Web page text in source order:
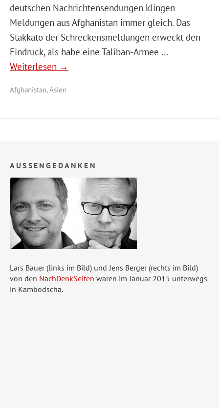
deutschen Nachrichtensendungen klingen
Meldungen aus Afghanistan immer gleich. Das
Stakkato der Schreckensmeldungen erweckt den
Eindruck, als habe eine Taliban-Armee …
Weiterlesen →
Afghanistan,Asien
AUSSENGEDANKEN
Lars Bauer (links im Bild) und Jens Berger (rechts im Bild)
von den NachDenkSeiten waren im Januar 2015 unterwegs
in Kambodscha.